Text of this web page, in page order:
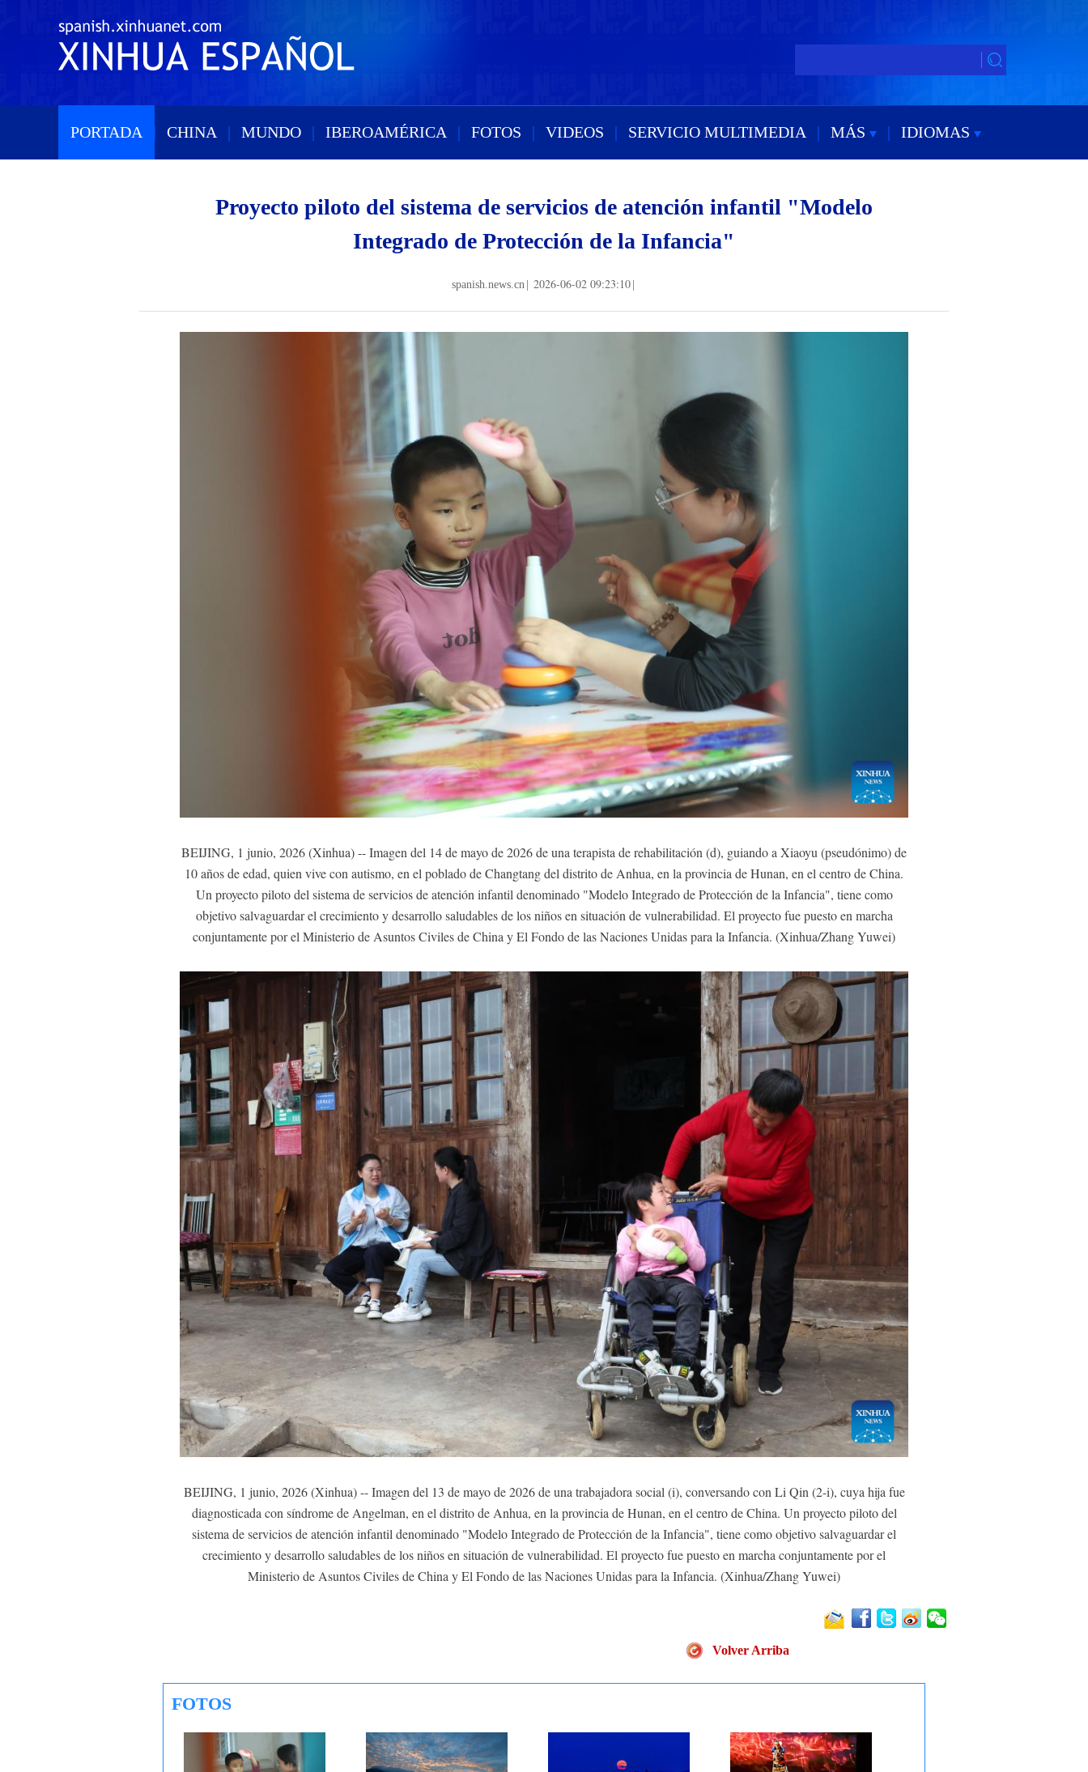
PORTADA | CHINA | MUNDO | IBEROAMÉRICA | FOTOS | VIDEOS | SERVICIO MULTIMEDIA | MÁS | IDIOMAS
Proyecto piloto del sistema de servicios de atención infantil "Modelo
Integrado de Protección de la Infancia"
spanish.news.cn 2026-06-02 09:23:10
BEIJING, 1 junio, 2026 (Xinhua) -- Imagen del 14 de mayo de 2026 de una terapista de rehabilitación (d), guiando a Xiaoyu (pseudónimo) de
10 años de edad, quien vive con autismo, en el poblado de Changtang del distrito de Anhua, en la provincia de Hunan, en el centro de China.
Un proyecto piloto del sistema de servicios de atención infantil denominado "Modelo Integrado de Protección de la Infancia", tiene como
objetivo salvaguardar el crecimiento y desarrollo saludables de los niños en situación de vulnerabilidad. El proyecto fue puesto en marcha
conjuntamente por el Ministerio de Asuntos Civiles de China y El Fondo de las Naciones Unidas para la Infancia. (Xinhua/Zhang Yuwei)
BEIJING, 1 junio, 2026 (Xinhua) -- Imagen del 13 de mayo de 2026 de una trabajadora social (i), conversando con Li Qin (2-i), cuya hija fue
diagnosticada con síndrome de Angelman, en el distrito de Anhua, en la provincia de Hunan, en el centro de China. Un proyecto piloto del
sistema de servicios de atención infantil denominado "Modelo Integrado de Protección de la Infancia", tiene como objetivo salvaguardar el
crecimiento y desarrollo saludables de los niños en situación de vulnerabilidad. El proyecto fue puesto en marcha conjuntamente por el
Ministerio de Asuntos Civiles de China y El Fondo de las Naciones Unidas para la Infancia. (Xinhua/Zhang Yuwei)
Volver Arriba
FOTOS